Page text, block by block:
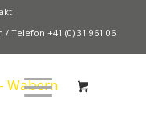
/ Telefon +41 (0) 31 961 06